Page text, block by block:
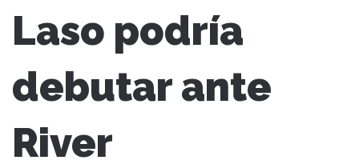
Laso podría
debutar ante
River